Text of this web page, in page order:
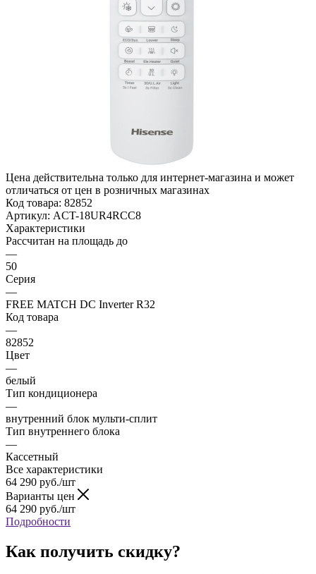
Цена действительна только для интернет-магазина и может
отличаться от цен в розничных магазинах
Код товара: 82852
Артикул: ACT-18UR4RCC8
Характеристики
Рассчитан на площадь до
—
50
Серия
—
FREE MATCH DC Inverter R32
Код товара
—
82852
Цвет
—
белый
Тип кондиционера
—
внутренний блок мульти-сплит
Тип внутреннего блока
—
Кассетный
Все характеристики
64 290 руб./шт
Варианты цен
64 290 руб./шт
Подробности
Как получить скидку?